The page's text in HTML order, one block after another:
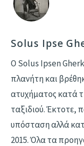
Solus Ipse
Ο Solus Ipsen
πλανήτη και
ατυχήματος κατά
ταξιδιού. Έκτοτε,
υπόσταση αλλά
2015. Όλα τα